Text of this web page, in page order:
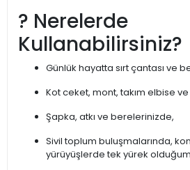
? Nerelerde
Kullanabilirsiniz?
Günlük hayatta sırt çantası ve
Kot ceket, mont, takım elbise ve
Şapka, atkı ve berelerinizde,
Sivil toplum buluşmalarında,
yürüyüşlerde tek yürek